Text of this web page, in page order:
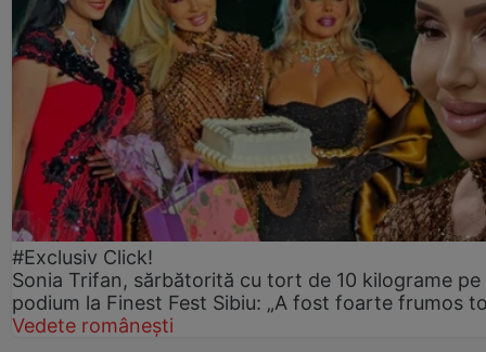
#Exclusiv Click!
Sonia Trifan, sărbătorită cu tort de 10 kilograme pe
podium la Finest Fest Sibiu: „A fost foarte frumos
Vedete românești